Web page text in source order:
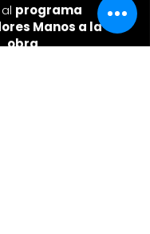
programa
Manos a la
obra